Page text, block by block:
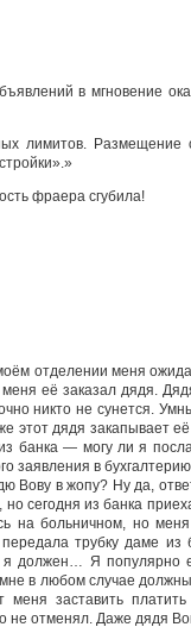
в мгновение
лимитов. Размещение
фраера сгубила!
отделении меня
её заказал дядя.
никто не сунется.
этот дядя закапывает
банка — могу ли я
заявления в
Вову в жопу? Ну да,
сегодня из банка
на больничном, но
трубку даме
должен… Я популярно
в любом случае
заставить платить
не отменял. Даже дядя